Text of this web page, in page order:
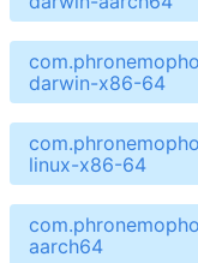
darwin-x86-64
linux-x86-64
aarch64